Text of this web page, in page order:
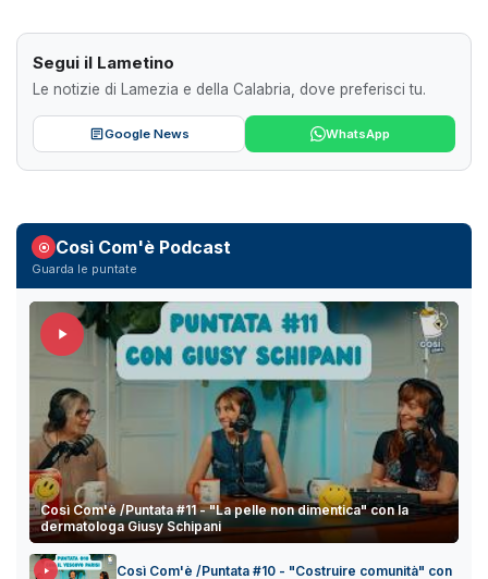
Segui il Lametino
Le notizie di Lamezia e della Calabria, dove preferisci tu.
Google News WhatsApp
Così Com'è Podcast
Guarda le puntate
Così Com'è /Puntata #11 - "La pelle non dimentica" con la
dermatologa Giusy Schipani
Così Com'è /Puntata #10 - "Costruire comunità" con